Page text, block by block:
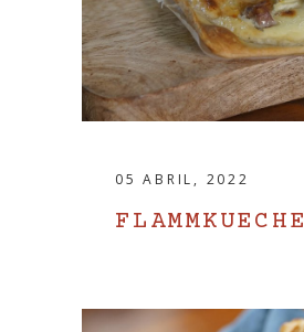
05 ABRIL, 2022
FLAMMKUECHE